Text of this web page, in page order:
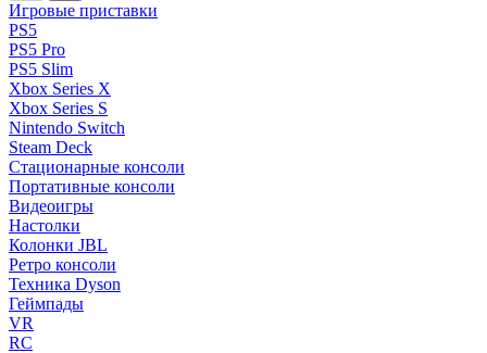
Игровые приставки
PS5
PS5 Pro
PS5 Slim
Xbox Series X
Xbox Series S
Nintendo Switch
Steam Deck
Стационарные консоли
Портативные консоли
Видеоигры
Настолки
Колонки JBL
Ретро консоли
Техника Dyson
Геймпады
VR
RC